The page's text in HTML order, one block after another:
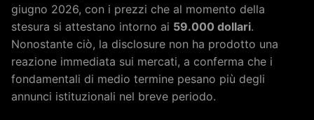
giugno 2026, con i prezzi che al momento della
stesura si attestano intorno ai 59.000 dollari.
Nonostante ciò, la disclosure non ha prodotto una
reazione immediata sui mercati, a conferma che i
fondamentali di medio termine pesano più degli
annunci istituzionali nel breve periodo.